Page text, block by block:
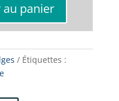
panier
Étiquettes :